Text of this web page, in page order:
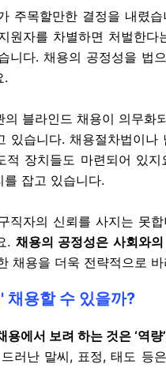
주목할만한 결정을 내렸
원자를 차별하면 처벌한다
니다. 채용의 공정성을 법
.
의 블라인드 채용이 의무화
있습니다. 채용절차법이나
적 장치들도 마련되어 있
잡고 있습니다.
직자의 신뢰를 사지는 못
. 채용의 공정성은 사회와
채용을 더욱 전략적으로
채용할 수 있을까?
용에서 보려 하는 것은 ‘역량’
러난 말씨, 표정, 태도 등